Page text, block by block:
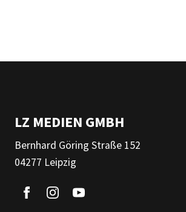
LZ MEDIEN GMBH
Bernhard Göring Straße 152
04277 Leipzig